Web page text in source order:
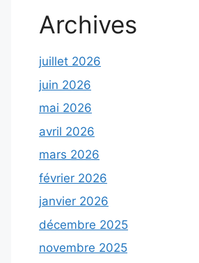
Archives
juillet 2026
juin 2026
mai 2026
avril 2026
mars 2026
février 2026
janvier 2026
décembre 2025
novembre 2025